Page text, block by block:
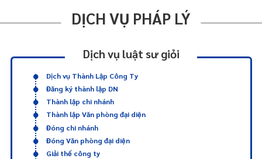
DỊCH VỤ PHÁP LÝ
Dịch vụ luật sư giỏi
Dịch vụ Thành Lập Công Ty
Đăng ký thành lập DN
Thành lập chi nhánh
Thành lập Văn phòng đại diện
Đóng chi nhánh
Đóng Văn phòng đại diện
Giải thể công ty